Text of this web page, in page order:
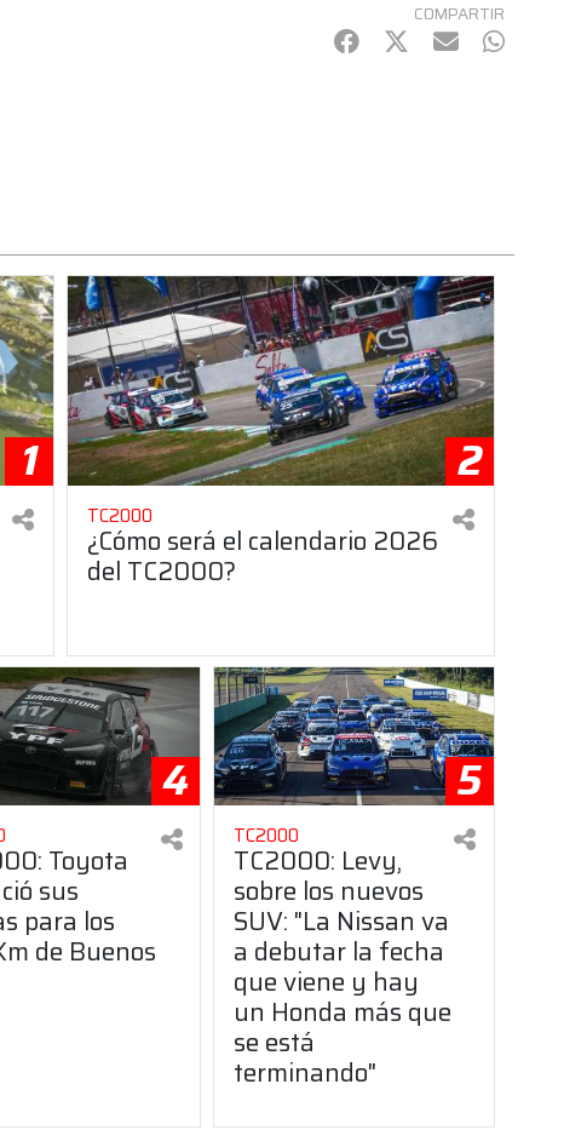
COMPARTIR
Facebook
Twitter
mail WhatsApp
1 2
TC2000
¿Cómo será el calendario 2026
del TC2000?
4
Toyota
sus
para los
de Buenos
5
TC2000
TC2000: Levy,
sobre los nuevos
SUV: "La Nissan va
a debutar la fecha
que viene y hay
un Honda más que
se está
terminando"